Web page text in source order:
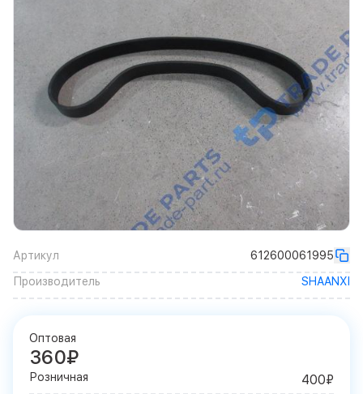
Артикул
612600061995
Производитель
SHAANXI
Оптовая
360₽
Розничная 400₽